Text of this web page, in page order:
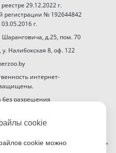
29.12.2022 г.
регистрации № 192644842
г.
д.25, пом. 70
Налибокская 8, оф. 122
интернет-
защищены.
разрешения
cookie
cookie можно